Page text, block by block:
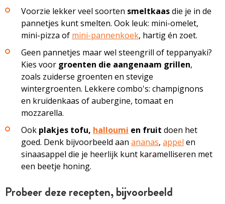
Voorzie lekker veel soorten smeltkaasdie je in de
pannetjes kunt smelten. Ook leuk: mini-omelet,
mini-pizza of mini-pannenkoek, hartig én zoet.
Geen pannetjes maar wel steengrill of teppanyaki?
Kies voor groenten die aangenaam grillen,
zoals zuiderse groenten en stevige
wintergroenten. Lekkere combo's: champignons
en kruidenkaas of aubergine, tomaat en
mozzarella.
Ook plakjes tofu, halloumi en fruit doen het
goed. Denk bijvoorbeeld aan ananas, appel en
sinaasappel die je heerlijk kunt karamelliseren met
een beetje honing.
Probeer deze recepten, bijvoorbeeld